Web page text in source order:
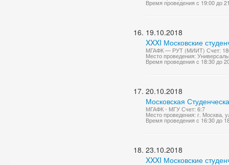
Время проведения с 19:00 до
19.10.2018
XXXI Московские
МГАФК — РУТ (МИИТ) Счет:
Место проведения:
Время проведения с 18:30 до
20.10.2018
Московская
МГАФК - МГУ Счет: 6:7
Место проведения: г.
Время проведения с 16:30 до
23.10.2018
XXXI Московские